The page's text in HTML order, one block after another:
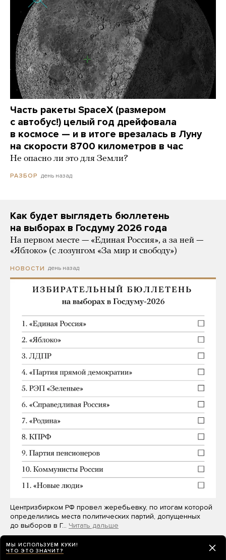
Часть ракеты SpaceX (размером
с автобус!) целый год дрейфовала
в космосе — и в итоге врезалась в Луну
на скорости 8700 километров в час
Не опасно ли это для Земли?
РАЗБОР день назад
Как будет выглядеть бюллетень
на выборах в Госдуму 2026 года
На первом месте — «Единая Россия», а за ней —
«Яблоко» (с лозунгом «За мир и свободу»)
НОВОСТИ день назад
Центризбирком РФ провел жеребьевку, по итогам которой
определились места политических партий, допущенных
до выборов в Г… Читать дальше
МЫ ИСПОЛЬЗУЕМ КУКИ!
ЧТО ЭТО ЗНАЧИТ?